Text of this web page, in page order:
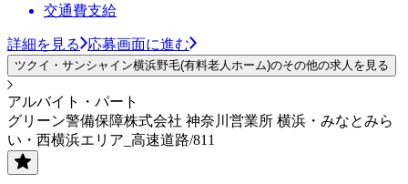
交通費支給
詳細を見る 応募画面に進む
ツクイ・サンシャイン横浜野毛(有料老人ホーム)のその他の求人を見る
アルバイト・パート
グリーン警備保障株式会社 神奈川営業所 横浜・みなとみら
い・西横浜エリア_高速道路/811